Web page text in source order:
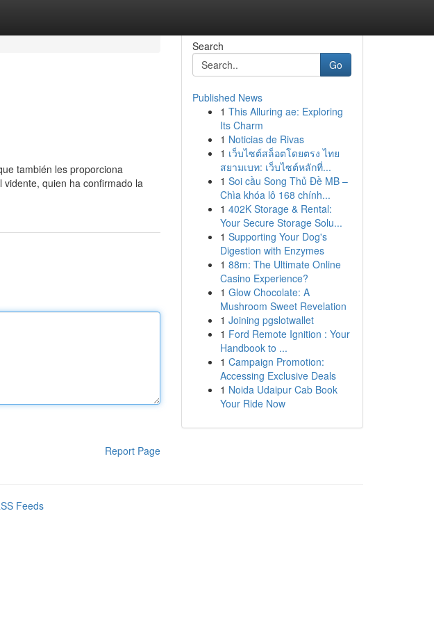
también les proporciona
quien ha confirmado la
Report Page
Search
Go
Published News
1 This Alluring ae: Exploring
Its Charm
1 Noticias de Rivas
1 เว็บไซต์สล็อตโดยตรง ไทย
สยามเบท: เว็บไซต์หลักที่...
1 Soi cầu Song Thủ Đề MB –
Chìa khóa lô 168 chính...
1 402K Storage & Rental:
Your Secure Storage Solu...
1 Supporting Your Dog's
Digestion with Enzymes
1 88m: The Ultimate Online
Casino Experience?
1 Glow Chocolate: A
Mushroom Sweet Revelation
1 Joining pgslotwallet
1 Ford Remote Ignition : Your
Handbook to ...
1 Campaign Promotion:
Accessing Exclusive Deals
1 Noida Udaipur Cab Book
Your Ride Now
Feeds